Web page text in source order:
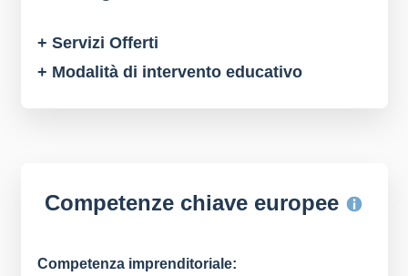
+ Servizi Offerti
+ Modalità di intervento educativo
Competenze chiave europee
Competenza imprenditoriale: